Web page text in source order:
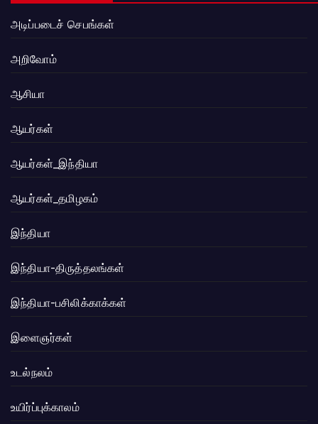
அடிப்படைச் செபங்கள்
அறிவோம்
ஆசியா
ஆயர்கள்
ஆயர்கள்_இந்தியா
ஆயர்கள்_தமிழகம்
இந்தியா
இந்தியா-திருத்தலங்கள்
இந்தியா-பசிலிக்காக்கள்
இளைஞர்கள்
உடல்நலம்
உயிர்ப்புக்காலம்